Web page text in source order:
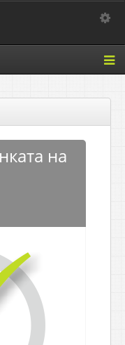
на